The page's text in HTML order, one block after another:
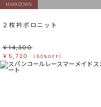
MARKDOWN
２枚衿ポロニット
￥14,300
￥5,720
（60%OFF）